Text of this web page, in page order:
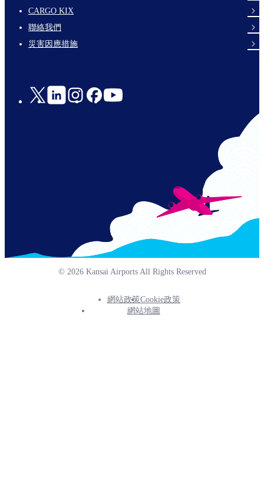
footer-
links-
en-
CARGO KIX
聯絡我們
災害因應措施
Social
© 2026 Kansai Airports All Rights Reserved
Footer
網站政策Cookie政策
網站地圖